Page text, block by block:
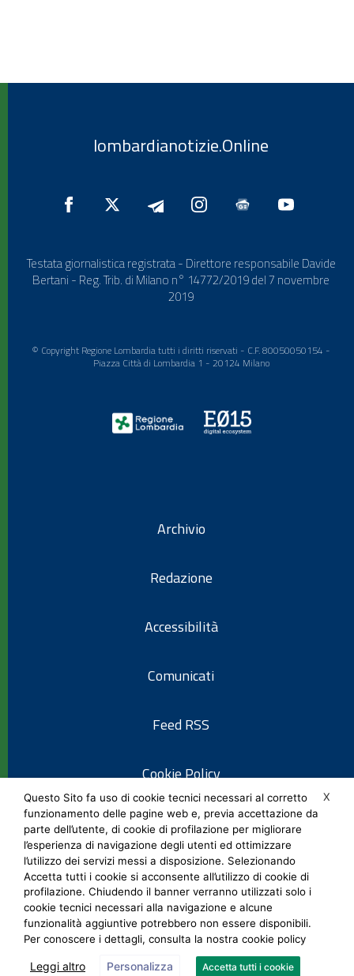
lombardianotizie.Online
Testata giornalistica registrata - Direttore responsabile Davide
Bertani - Reg. Trib. di Milano n° 14772/2019 del 7 novembre
2019
© Copyright Regione Lombardia tutti i diritti riservati - C.F. 80050050154 -
Piazza Città di Lombardia 1 - 20124 Milano
Archivio
Redazione
Accessibilità
Comunicati
Feed RSS
Cookie Policy
Informativa privacy
Note legali
Social Media Policy
X
Questo Sito fa uso di cookie tecnici necessari al corretto
funzionamento delle pagine web e, previa accettazione da
parte dell’utente, di cookie di profilazione per migliorare
l’esperienza di navigazione degli utenti ed ottimizzare
l’utilizzo dei servizi messi a disposizione. Selezionando
Accetta tutti i cookie si acconsente all’utilizzo di cookie di
profilazione. Chiudendo il banner verranno utilizzati solo i
cookie tecnici necessari alla navigazione e alcune
funzionalità aggiuntive potrebbero non essere disponibili.
Per conoscere i dettagli, consulta la nostra cookie policy
Leggi altro Personalizza Accetta tutti i cookie